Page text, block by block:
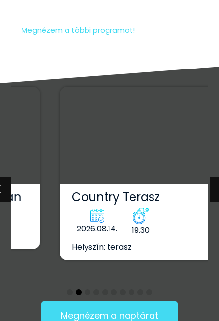
Megnézem a többi programot!
Country Terasz
2026.08.14.
19:30
Helyszín: terasz
Megnézem a naptárat